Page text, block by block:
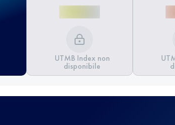
UTMB Index non
disponibile